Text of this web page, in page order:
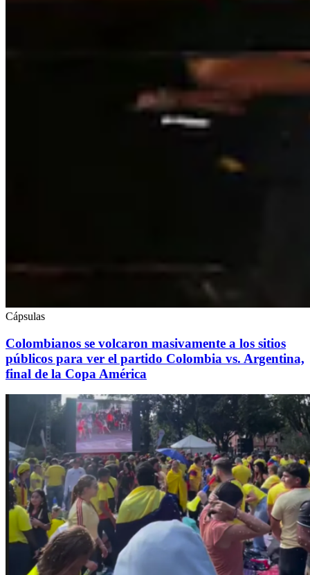
Cápsulas
Colombianos se volcaron masivamente a los sitios
públicos para ver el partido Colombia vs. Argentina,
final de la Copa América